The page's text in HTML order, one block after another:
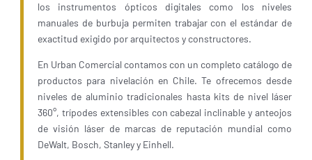
los instrumentos ópticos digitales como los niveles
manuales de burbuja permiten trabajar con el estándar de
exactitud exigido por arquitectos y constructores.
En Urban Comercial contamos con un completo catálogo de
productos para nivelación en Chile. Te ofrecemos desde
niveles de aluminio tradicionales hasta kits de nivel láser
360°, trípodes extensibles con cabezal inclinable y anteojos
de visión láser de marcas de reputación mundial como
DeWalt, Bosch, Stanley y Einhell.